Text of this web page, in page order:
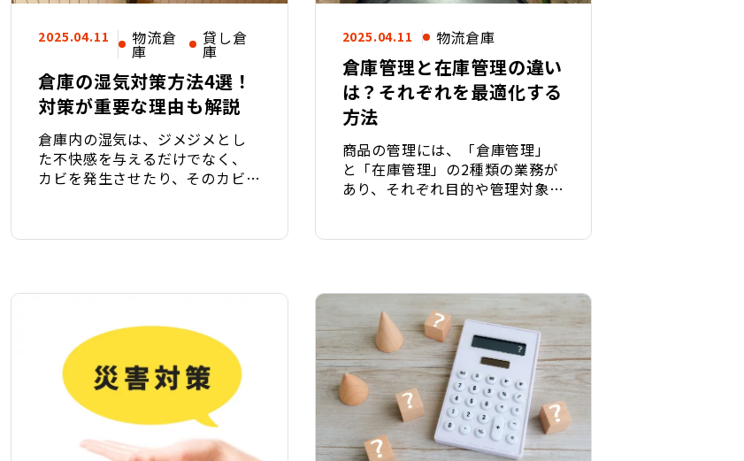
2025.04.11 物流倉
庫
貸し倉
庫
倉庫の湿気対策方法4選！
対策が重要な理由も解説
倉庫内の湿気は、ジメジメとし
た不快感を与えるだけでなく、
カビを発生させたり、そのカビを
2025.04.11 物流倉庫
倉庫管理と在庫管理の違い
は？それぞれを最適化する
方法
商品の管理には、「倉庫管理」
と「在庫管理」の2種類の業務が
あり、それぞれ目的や管理対象が